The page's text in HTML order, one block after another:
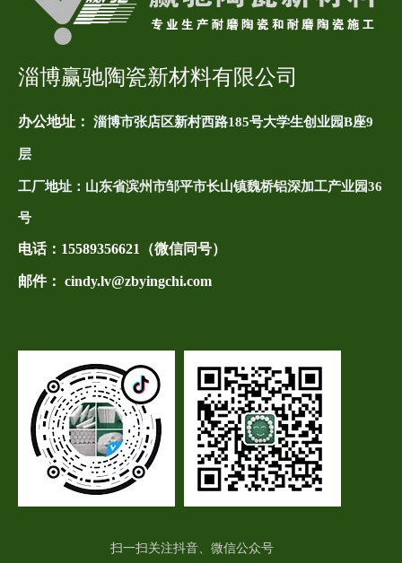
淄博赢驰陶瓷新材料有限公司
办公地址： 淄博市张店区新村西路185号大学生创业园B座9
层
工厂地址： 山东省滨州市邹平市长山镇魏桥铝深加工产业园36
号
电话： 15589356621（微信同号）
邮件： cindy.lv@zbyingchi.com
扫一扫关注抖音、微信公众号